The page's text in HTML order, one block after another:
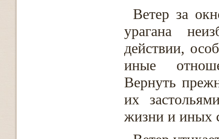
Ветер за
урагана
действии,
иные
Вернуть
их
жизни и иных